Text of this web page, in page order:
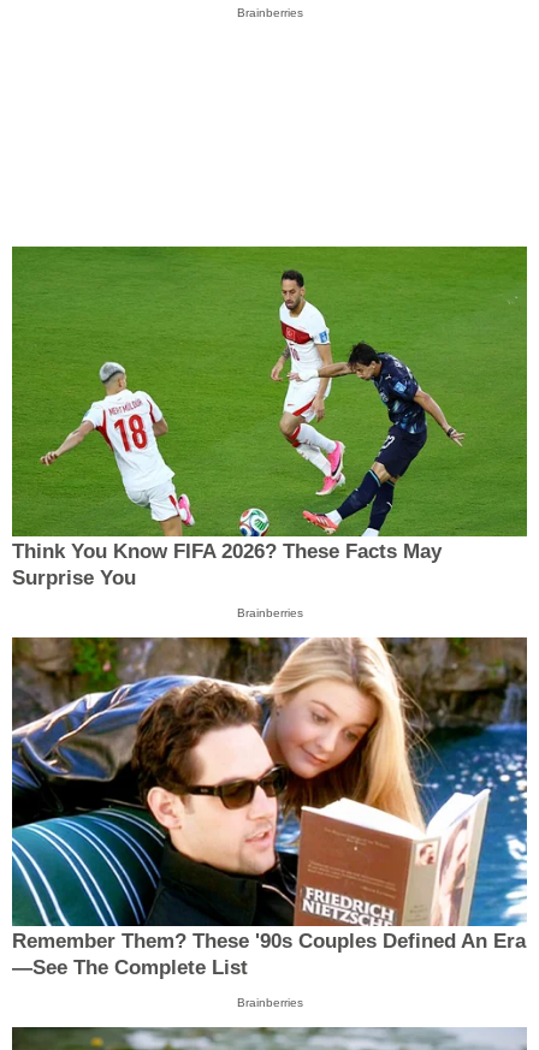
Brainberries
Think You Know FIFA 2026? These Facts May
Surprise You
Brainberries
Remember Them? These '90s Couples Defined An Era
—See The Complete List
Brainberries